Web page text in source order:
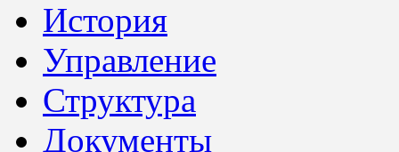
История
Управление
Структура
Документы